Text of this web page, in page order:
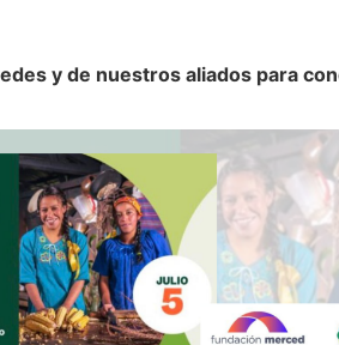
y de nuestros aliados para